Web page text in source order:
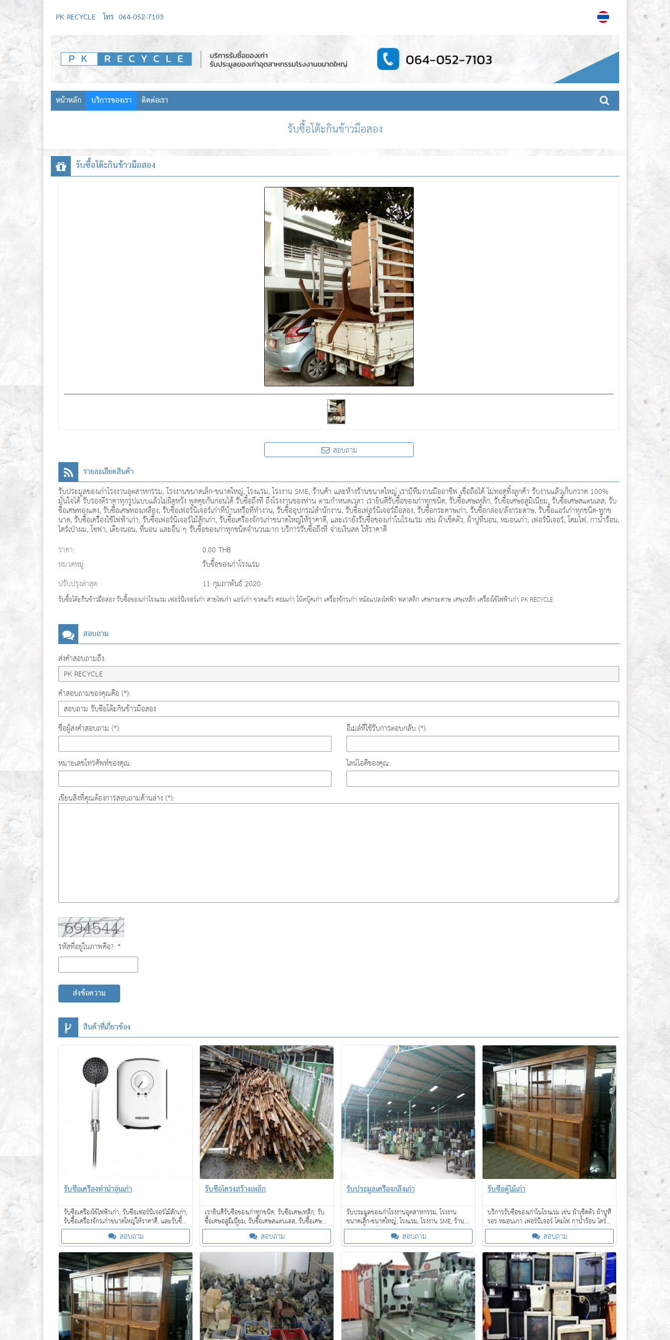
PK RECYCLE โทร 064-052-7103
หน้าหลัก บริการของเรา ติดต่อเรา
รับซื้อโต๊ะกินข้าวมือสอง
รับซื้อโต๊ะกินข้าวมือสอง
สอบถาม
รายละเอียดสินค้า
รับประมูลของเก่าโรงงานอุตสาหกรรม, โรงงานขนาดเล็ก-ขนาดใหญ่, โรงแรม, โรงงาน SME, ร้านค้า และห้างร้านขนาดใหญ่ เรามีทีมงานมืออาชีพ เชื่อถือได้ ไม่ทอดทิ้งลูกค้า รับงานแล้วเก็บกวาด 100%
มั่นใจได้ รับรองตีราคาทุกรูปแบบแล้วไม่ผิดหวัง พูดคุยกันก่อนได้ รับซื้อถึงที่ ถึงโรงงานของท่าน ตามกำหนดเวลา เรายินดีรับซื้อของเก่าทุกชนิด, รับซื้อเศษเหล็ก, รับซื้อเศษอลูมิเนียม, รับซื้อเศษสแตนเลส, รับ
ซื้อเศษทองแดง, รับซื้อเศษทองเหลือง, รับซื้อเฟอร์นิเจอร์เก่าที่บ้านหรือที่ทำงาน, รับซื้ออุปกรณ์สำนักงาน, รับซื้อเฟอร์นิเจอร์มือสอง, รับซื้อกระดาษเก่า, รับซื้อกล่อง/ลังกระดาษ, รับซื้อแอร์เก่าทุกชนิด-ทุกข
นาด, รับซื้อเครื่องใช้ไฟฟ้าเก่า, รับซื้อเฟอร์นิเจอร์ไม้สักเก่า, รับซื้อเครื่องจักรเก่าขนาดใหญ่ให้ราคาดี, และเรายังรับซื้อของเก่าในโรงแรม เช่น ผ้าเช็ดตัว, ผ้าปูที่นอน, หมอนเก่า, เฟอร์นิเจอร์, โคมไฟ, กาน้ำร้อน,
ไดร์เป่าผม, โซฟา, เตียงนอน, ที่นอน และอื่น ๆ รับซื้อของเก่าทุกชนิดจำนวนมาก บริการรับซื้อถึงที่ จ่ายเงินสด ให้ราคาดี
ราคา:
0.00 THB
หมวดหมู่:
รับซื้อของเก่าโรงแรม
ปรับปรุงล่าสุด:
11 กุมภาพันธ์ 2020
รับซื้อโต๊ะกินข้าวมือสอง รับซื้อของเก่าโรงแรม เฟอร์นิเจอร์เก่า สายไฟเก่า แอร์เก่า ขวดแก้ว คอมเก่า โน๊ตบุ๊คเก่า เครื่องจักรเก่า หม้อแปลงไฟฟ้า พลาสติก เศษกระดาษ เศษเหล็ก เครื่องใช้ไฟฟ้าเก่า PK RECYCLE
สอบถาม
ส่งคำสอบถามถึง:
คำสอบถามของคุณคือ (*):
ชื่อผู้ส่งคำสอบถาม (*): อีเมล์ที่ใช้รับการตอบกลับ (*):
หมายเลขโทรศัพท์ของคุณ: ไลน์ไอดีของคุณ:
เขียนสิ่งที่คุณต้องการสอบถามด้านล่าง (*):
รหัสที่อยู่ในภาพคือ?: *
ส่งข้อความ
สินค้าที่เกี่ยวข้อง
รับซื้อเครื่องทำน้ำอุ่นเก่า
รับซื้อเครื่องใช้ไฟฟ้าเก่า, รับซื้อเฟอร์นิเจอร์ไม้สักเก่า,
รับซื้อเครื่องจักรเก่าขนาดใหญ่ให้ราคาดี, และรับซื้อ
ของเก่าในโรงแรม ให้ราคาดีสอบถาม
รับซื้อโครงสร้างเหล็ก
เรายินดีรับซื้อของเก่าทุกชนิด, รับซื้อเศษเหล็ก, รับ
ซื้อเศษอลูมิเนียม, รับซื้อเศษสแตนเลส, รับซื้อเศษ
ทองแดง, รับซื้อเศษทองเหลือง เป็นต้น
สอบถาม
รับประมูลเครื่องกลึงเก่า
รับประมูลของเก่าโรงงานอุตสาหกรรม, โรงงาน
ขนาดเล็ก-ขนาดใหญ่, โรงแรม, โรงงาน SME, ร้าน
ค้า รับซื้อเครื่องจักรเก่าขนาดใหญ่ให้ราคาดี
สอบถาม
รับซื้อตู้ไม้เก่า
บริการรับซื้อของเก่าในโรงแรม เช่น ผ้าเช็ดตัว ผ้าปูที่
รอร หมอนเกา เฟอร์นิเจอร์ โคมไฟ กาน้ำร้อน ไดร์
เป่าผม โซฟา เตียงนอน ที่นอน และอื่น ๆ
สอบถาม